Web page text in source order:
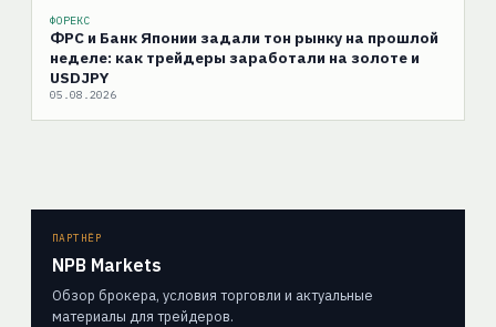
ФОРЕКС
ФРС и Банк Японии задали тон рынку на прошлой
неделе: как трейдеры заработали на золоте и
USDJPY
05.08.2026
ПАРТНЁР
NPB Markets
Обзор брокера, условия торговли и актуальные
материалы для трейдеров.